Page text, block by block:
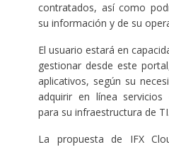
contratados, así como
su información y de su
El usuario estará en
gestionar desde este
aplicativos, según su
adquirir en línea servicios
para su infraestructura de TI.
La propuesta de IFX